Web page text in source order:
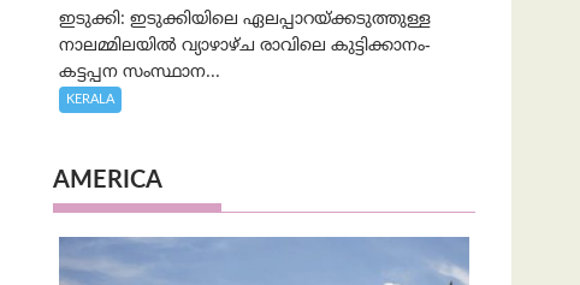
ഇടുക്കി: ഇടുക്കിയിലെ ഏലപ്പാറയ്ക്കടുത്തുള്ള
നാലമ്മിലയിൽ വ്യാഴാഴ്ച രാവിലെ കുട്ടിക്കാനം-
കട്ടപ്പന സംസ്ഥാന...
KERALA
AMERICA